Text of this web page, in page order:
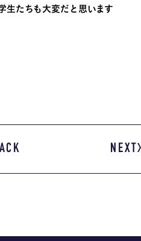
生たちも大変だと思います
NEXT